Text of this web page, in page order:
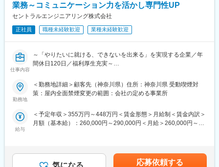
強会や研修を実施しており、キャッチアップしやすい環境を整え
ています。
変更の範囲：会社の定める業務
少しでも気になりましたら、是非ご応募ください。
■自社のエンジニア育成機関「A-LABO」：
先端をゆく技術が求められる場に身をおくエンジニアのため「A-
アアップセミナー、エンジニア交流などを行えるスペースです。
成長に合わせて新しいものを生み出す企画力、人を動かすプレゼ
ューマンスキルの両軸で育成に取り組んでいます。また「A-
LABO」はカフェのような落ち着いた空間設計で、自習の場として
■当社について：
まだ世に出ていない新製品の開発など様々なプロジェクトに参画
し、創業から60年日本のモノづくりを支え続けています。
業務～コミュニケーション力を活かし専門性UP
セントラルエンジニアリング株式会社
正社員 職種未経験歓迎 業種未経験歓迎
仕事内容
～「やりたいに就ける、できないを出来る」を実現する企業／年
間休日120日／福利厚生充実～
■仕事内容：
海外向けに輸出されるトラック（輸送機器）が、現地でスムーズ
CADデータ（NXを使用）や設計情報をもとに、作業手順を図や文
章で整理し、マニュアルとして仕上げることです。
・海外向けトラックの組立手順を図面や設計情報から読み解き、
勤務地
＜勤務地詳細＞顧客先（神奈川県）住所：神奈川県 受動喫煙対
策：屋内全面禁煙変更の範囲：会社の定める事業所
給与
＜予定年収＞355万円～448万円＜賃金形態＞月給制＜賃金内訳＞
月額（基本給）：260,000円～290,000円＜月給＞260,000円～
じて上下する可能性があります。月給(月額)は固定手当を含めた表
気になる 応募依頼する